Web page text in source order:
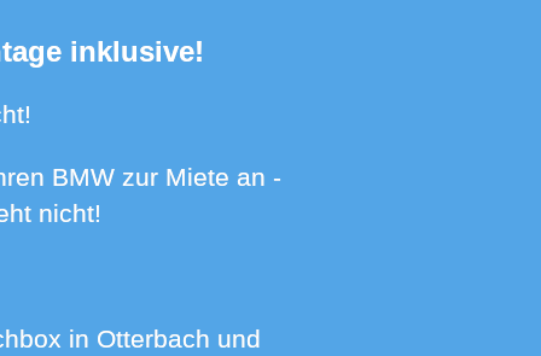
inklusive!
nicht!